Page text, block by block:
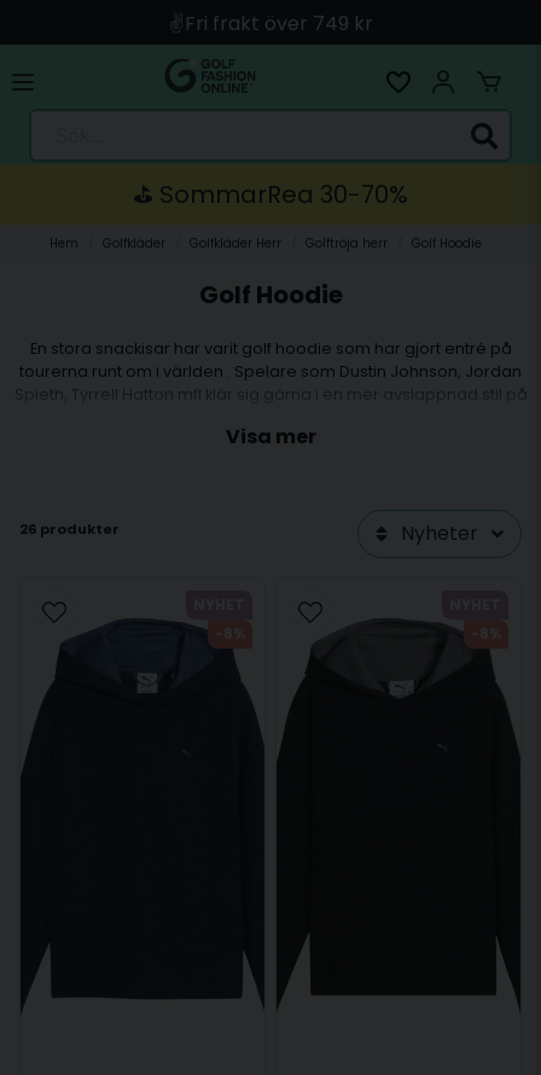
🚀 Snabb leverans med Instabox & PostNord
🛍️ Betala med Swish, Apple Pay, Kort & Faktura
🚚 Skickas direkt från lagret i Linköping
⛳️ SommarRea 30-70%
Hem Golfkläder Golfkläder Herr Golftröja herr Golf Hoodie
Golf Hoodie
En stora snackisar har varit golf hoodie som har gjort entré på
tourerna runt om i världen . Spelare som Dustin Johnson, Jordan
Spieth, Tyrrell Hatton mfl klär sig gärna i en mer avslappnad stil på
golftröjor, stretch och funktionsmaterial men en mer avslappnad
Visa mer
26 produkter Nyheter